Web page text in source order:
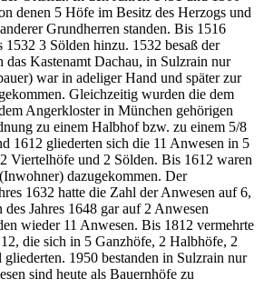
denen 5 Höfe im Besitz des Herzogs und
Grundherren standen. Bis 1516
1532 3 Sölden hinzu. 1532 besaß der
Kastenamt Dachau, in Sulzrain nur
war in adeliger Hand und später zur
Gleichzeitig wurden die dem
Angerkloster in München gehörigen
zu einem Halbhof bzw. zu einem 5/8
1612 gliederten sich die 11 Anwesen in 5
Viertelhöfe und 2 Sölden. Bis 1612 waren
dazugekommen. Der
1632 hatte die Zahl der Anwesen auf 6,
Jahres 1648 gar auf 2 Anwesen
wieder 11 Anwesen. Bis 1812 vermehrte
die sich in 5 Ganzhöfe, 2 Halbhöfe, 2
1950 bestanden in Sulzrain nur
sind heute als Bauernhöfe zu